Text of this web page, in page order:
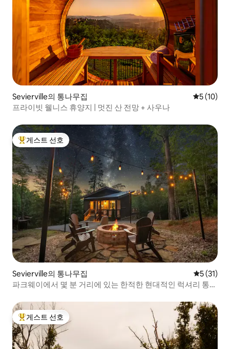
Sevierville의 통나무집 평점 5점
5 (10)
프라이빗 웰니스 휴양지 | 멋진 산 전망 + 사우나
상위 게스트 선호
게스트 선호
Sevierville의 통나무집 평점 5점
5 (31)
파크웨이에서 몇 분 거리에 있는 한적한 현대적인 럭셔리 통나
상위 게스트 선호
게스트 선호